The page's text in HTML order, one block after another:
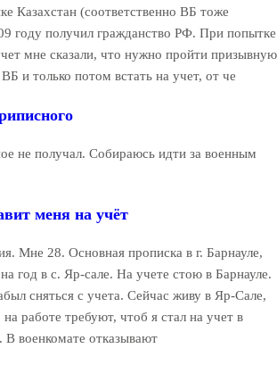
Казахстан (соответственно ВБ тоже
году получил гражданство РФ. При попытке
мне сказали, что нужно пройти призывную
и только потом встать на учет, от че
не получал. Собираюсь идти за военным
меня на учёт
Мне 28. Основная прописка в г. Барнауле,
год в с. Яр-сале. На учете стою в Барнауле.
сняться с учета. Сейчас живу в Яр-Сале,
на работе требуют, чтоб я стал на учет в
В военкомате отказывают